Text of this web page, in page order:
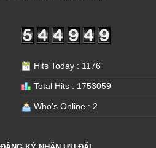
Hits Today : 1176
Total Hits : 1753059
Who's Online : 2